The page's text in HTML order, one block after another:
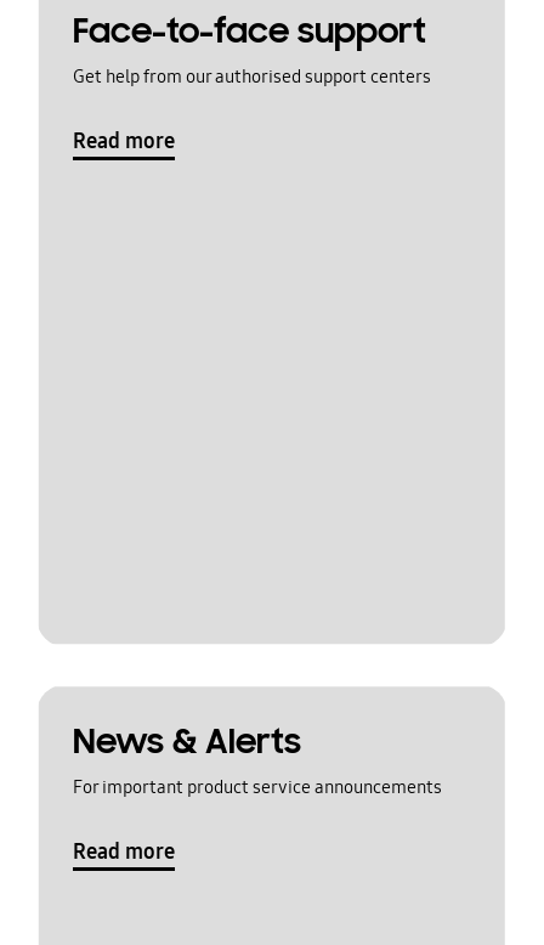
Face-to-face support
Get help from our authorised support centers
Read more
News & Alerts
For important product service announcements
Read more